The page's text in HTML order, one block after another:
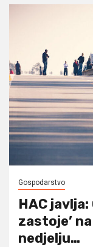
Gospodarstvo
HAC javlja:
zastoje’
nedjelju…